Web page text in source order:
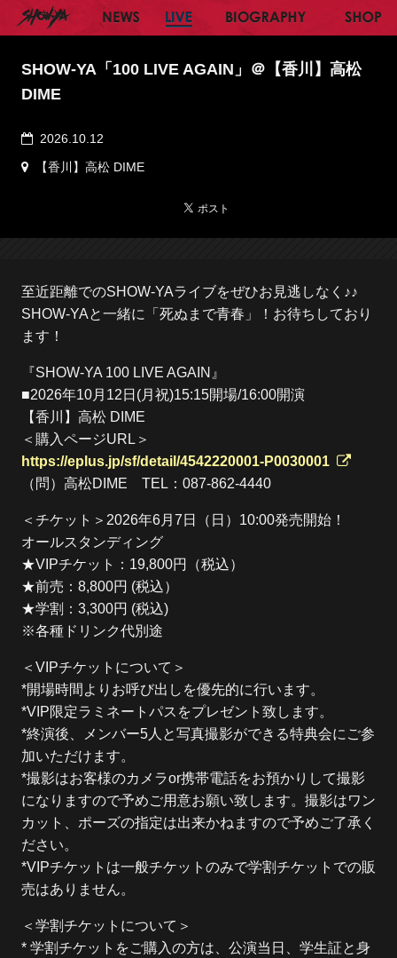
SHOW-YA オフィシャルサイト
NEWS LIVE BIOGRAPHY
SHOW-YA「100 LIVE AGAIN」＠【香川】高松
DIME
2026.10.12
【香川】高松 DIME
至近距離でのSHOW-YAライブをぜひお見逃しなく♪♪
SHOW-YAと一緒に「死ぬまで青春」！お待ちしており
ます！
『SHOW-YA 100 LIVE AGAIN』
■2026年10月12日(月祝)15:15開場/16:00開演
【香川】高松 DIME
＜購入ページURL＞
https://eplus.jp/sf/detail/4542220001-P0030001
（問）高松DIME TEL：087-862-4440
＜チケット＞2026年6月7日（日）10:00発売開始！
オールスタンディング
★VIPチケット：19,800円（税込）
★前売：8,800円 (税込）
★学割：3,300円 (税込)
※各種ドリンク代別途
＜VIPチケットについて＞
*開場時間よりお呼び出しを優先的に行います。
*VIP限定ラミネートパスをプレゼント致します。
*終演後、メンバー5人と写真撮影ができる特典会にご参
加いただけます。
*撮影はお客様のカメラor携帯電話をお預かりして撮影
になりますので予めご用意お願い致します。撮影はワン
カット、ポーズの指定は出来かねますので予めご了承く
ださい。
*VIPチケットは一般チケットのみで学割チケットでの販
売はありません。
＜学割チケットについて＞
* 学割チケットをご購入の方は、公演当日、学生証と身